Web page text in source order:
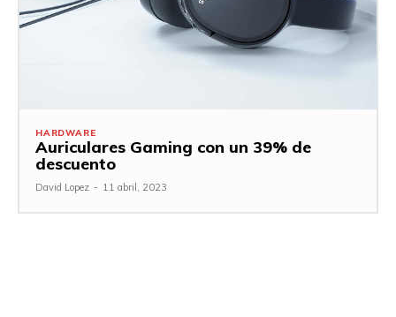
HARDWARE
Auriculares Gaming con un 39% de
descuento
David Lopez - 11 abril, 2023